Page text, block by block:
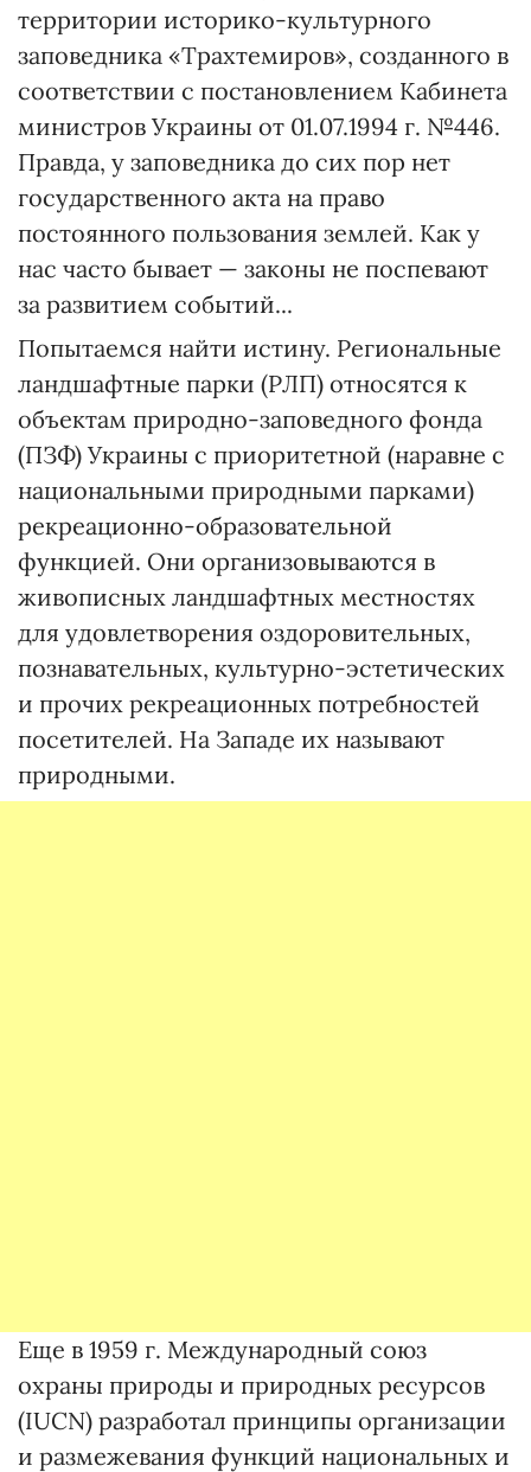
территории историко-культурного
заповедника «Трахтемиров», созданного в
соответствии с постановлением Кабинета
министров Украины от 01.07.1994 г. №446.
Правда, у заповедника до сих пор нет
государственного акта на право
постоянного пользования землей. Как у
нас часто бывает — законы не поспевают
за развитием событий...
Попытаемся найти истину. Региональные
ландшафтные парки (РЛП) относятся к
объектам природно-заповедного фонда
(ПЗФ) Украины с приоритетной (наравне с
национальными природными парками)
рекреационно-образовательной
функцией. Они организовываются в
живописных ландшафтных местностях
для удовлетворения оздоровительных,
познавательных, культурно-эстетических
и прочих рекреационных потребностей
посетителей. На Западе их называют
природными.
Еще в 1959 г. Международный союз
охраны природы и природных ресурсов
(IUCN) разработал принципы организации
и размежевания функций национальных и